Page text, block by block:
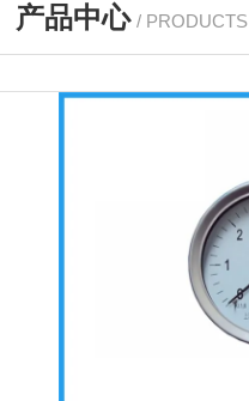
产品中心 / PRODUCTS